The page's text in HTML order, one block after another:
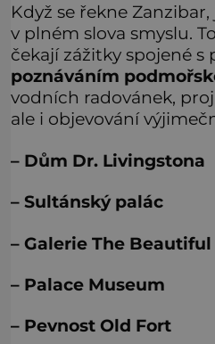
Když se řekne
v plném slova smyslu.
čekají zážitky spojené s
poznáváním
vodních radovánek,
ale i objevování
– Dům Dr. Livingstona
– Sultánský palác
– Galerie The Beautiful
– Palace Museum
– Pevnost Old Fort